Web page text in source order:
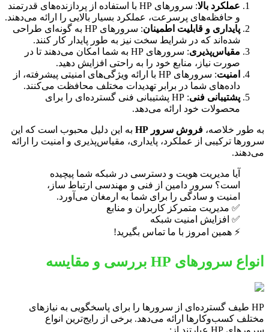
عملکرد بالا
: سرورهای HP با استفاده از پردازنده‌های قدرتمند
و حافظه‌های پرسرعت، عملکرد بسیار بالایی را ارائه می‌دهند.
پایداری و قابلیت اطمینان
: سرورهای HP به گونه‌ای طراحی
شده‌اند که در شرایط سخت نیز به طور پایدار کار کنند.
مقیاس‌پذیری
: سرورهای HP به شما امکان می‌دهند تا در
صورت نیاز، منابع خود را به راحتی افزایش دهید.
امنیت
: سرورهای HP با ارائه ویژگی‌های امنیتی پیشرفته، از
داده‌های شما در برابر تهدیدات مختلف محافظت می‌کنند.
پشتیبانی فنی
: HP پشتیبانی فنی گسترده‌ای را برای
محصولات خود ارائه می‌دهد.
به طور خلاصه، فروش سرور HP
به این دلیل محبوب است که این
سرورها ترکیبی از عملکرد، پایداری، مقیاس‌پذیری و امنیت را ارائه
می‌دهند.
آیا مدیریت هویت و دسترسی در شبکه شما پیچیده
است؟ سرور دامین از فنی و مهندسی ارتباط ساز،
امنیت و سادگی را برای شما به ارمغان می‌آورد.
✅ مدیریت متمرکز کاربران و منابع
✅ افزایش امنیت شبکه
⚡ همین امروز با ما تماس بگیرید!
انواع سرورهای HP بررسی و مقایسه
HP طیف گسترده‌ای از سرورها را برای پاسخگویی به نیازهای
مختلف کسب‌وکارها ارائه می‌دهد. برخی از رایج‌ترین انواع
سرورهای HP عبارتند از: